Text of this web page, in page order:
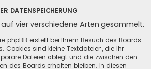
DATENSPEICHERUNG
vier verschiedene Arten gesammelt:
phpBB erstellt bei Ihrem Besuch des Boards
Cookies sind kleine Textdateien, die Ihr
Dateien ablegt und die zwischen den
des Boards erhalten bleiben. In diesen